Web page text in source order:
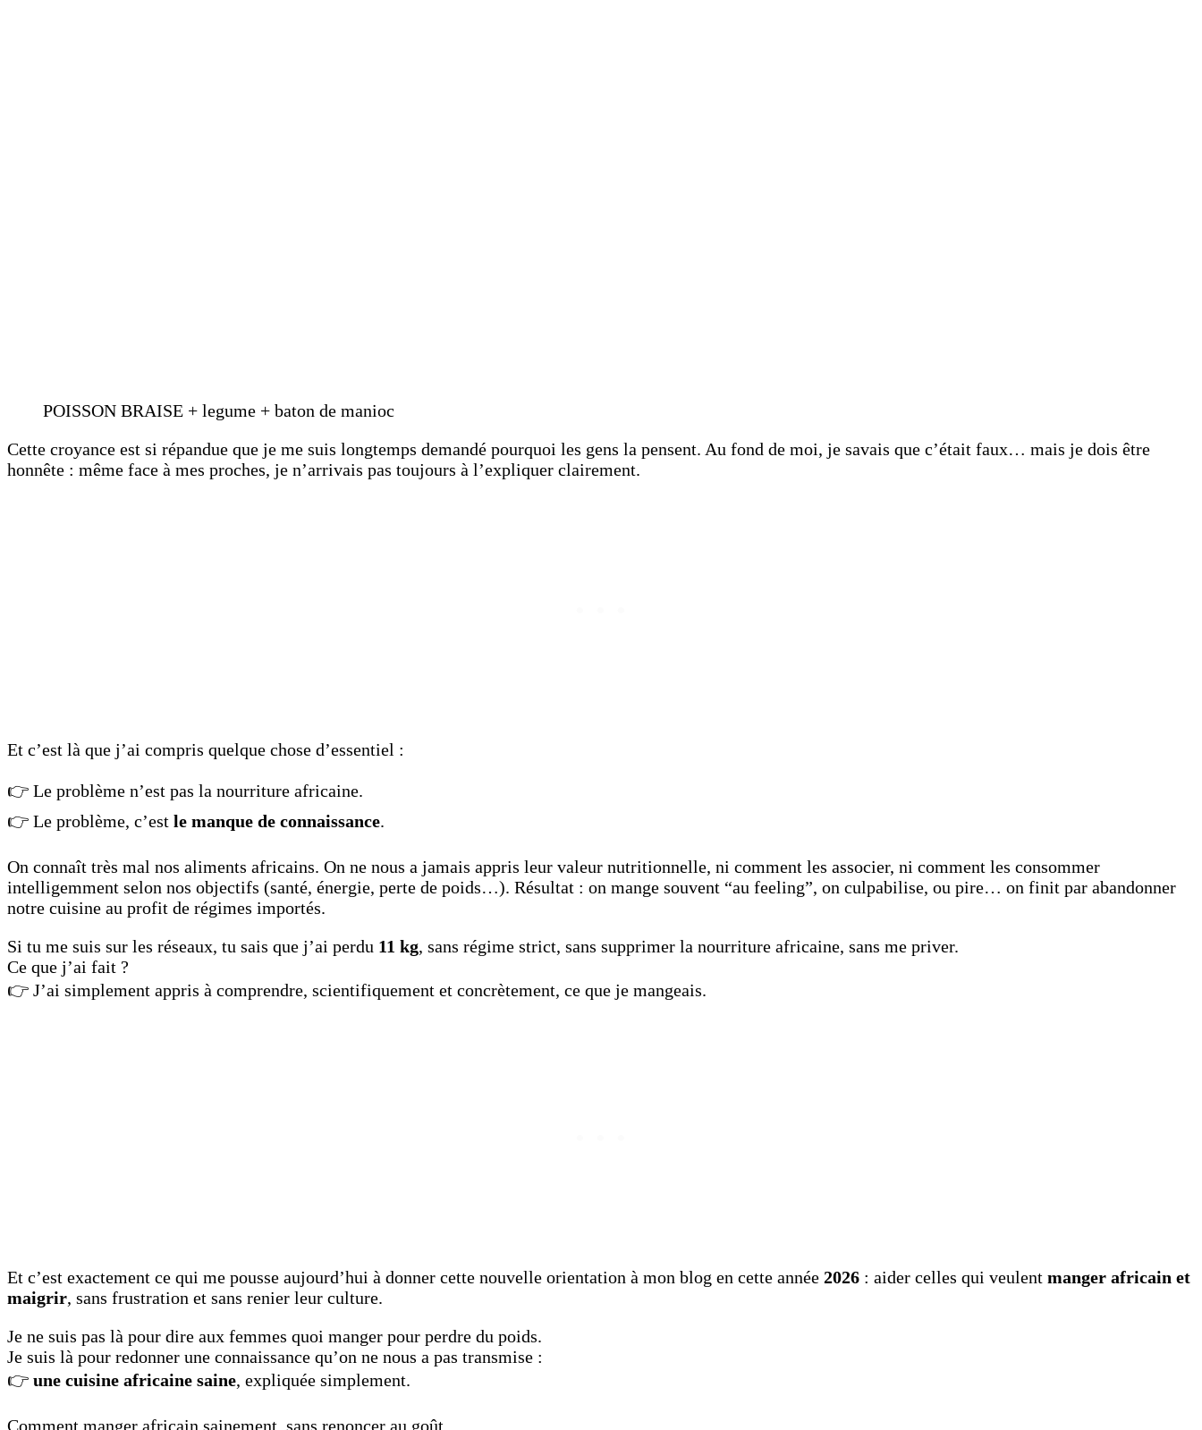
POISSON BRAISE + legume + baton de manioc
Cette croyance est si répandue que je me suis longtemps demandé pourquoi les gens la pensent. Au fond de moi, je savais que c’était faux… mais je dois être
honnête : même face à mes proches, je n’arrivais pas toujours à l’expliquer clairement.
Et c’est là que j’ai compris quelque chose d’essentiel :
👉 Le problème n’est pas la nourriture africaine.
👉 Le problème, c’est le manque de connaissance.
On connaît très mal nos aliments africains. On ne nous a jamais appris leur valeur nutritionnelle, ni comment les associer, ni comment les consommer
intelligemment selon nos objectifs (santé, énergie, perte de poids…). Résultat : on mange souvent “au feeling”, on culpabilise, ou pire… on finit par abandonner
notre cuisine au profit de régimes importés.
Si tu me suis sur les réseaux, tu sais que j’ai perdu 11 kg, sans régime strict, sans supprimer la nourriture africaine, sans me priver.
Ce que j’ai fait ?
👉 J’ai simplement appris à comprendre, scientifiquement et concrètement, ce que je mangeais.
Et c’est exactement ce qui me pousse aujourd’hui à donner cette nouvelle orientation à mon blog en cette année 2026 : aider celles qui veulent manger africain et
maigrir, sans frustration et sans renier leur culture.
Je ne suis pas là pour dire aux femmes quoi manger pour perdre du poids.
Je suis là pour redonner une connaissance qu’on ne nous a pas transmise :
👉 une cuisine africaine saine, expliquée simplement.
Comment manger africain sainement, sans renoncer au goût.